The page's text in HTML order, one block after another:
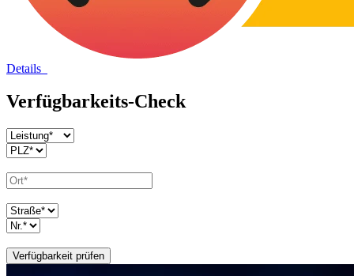
Details
Verfügbarkeits-Check